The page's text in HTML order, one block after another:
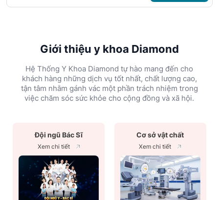
Giới thiệu y khoa Diamond
Hệ Thống Y Khoa Diamond tự hào mang đến cho
khách hàng những dịch vụ tốt nhất, chất lượng cao,
tận tâm nhằm gánh vác một phần trách nhiệm trong
việc chăm sóc sức khỏe cho cộng đồng và xã hội.
Đội ngũ Bác Sĩ
Xem chi tiết
Cơ sở vật chất
Xem chi tiết